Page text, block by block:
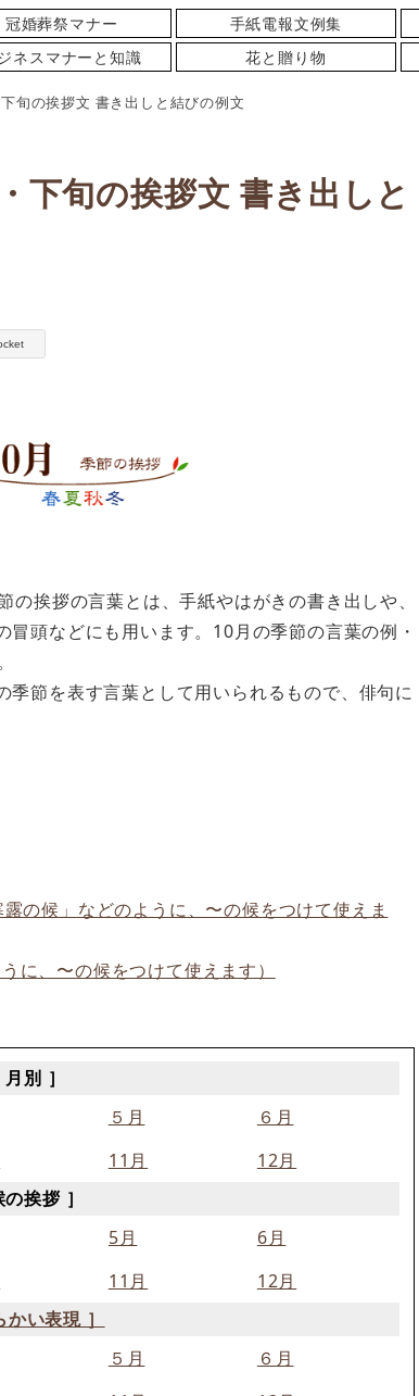
冠婚葬祭マナー 手紙電報文例集
ネスマナーと知識 花と贈り物
旬の挨拶文 書き出しと結びの例文
下旬の挨拶文 書き出しと
挨拶の言葉とは、手紙やはがきの書き出しや、
頭などにも用います。10月の季節の言葉の例・
節を表す言葉として用いられるもので、俳句に
の候」などのように、〜の候をつけて使えま
に、〜の候をつけて使えます）
別 ］
５月
６月
11月
12月
挨拶 ］
5月
6月
11月
12月
い表現 ］
５月
６月